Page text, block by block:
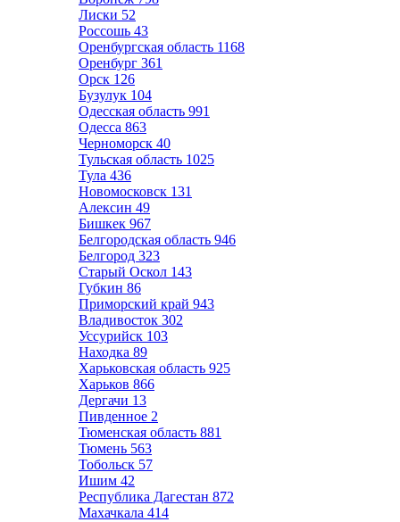
Лиски 52
Россошь 43
Оренбургская область 1168
Оренбург 361
Орск 126
Бузулук 104
Одесская область 991
Одесса 863
Черноморск 40
Тульская область 1025
Тула 436
Новомосковск 131
Алексин 49
Бишкек 967
Белгородская область 946
Белгород 323
Старый Оскол 143
Губкин 86
Приморский край 943
Владивосток 302
Уссурийск 103
Находка 89
Харьковская область 925
Харьков 866
Дергачи 13
Пивденное 2
Тюменская область 881
Тюмень 563
Тобольск 57
Ишим 42
Республика Дагестан 872
Махачкала 414